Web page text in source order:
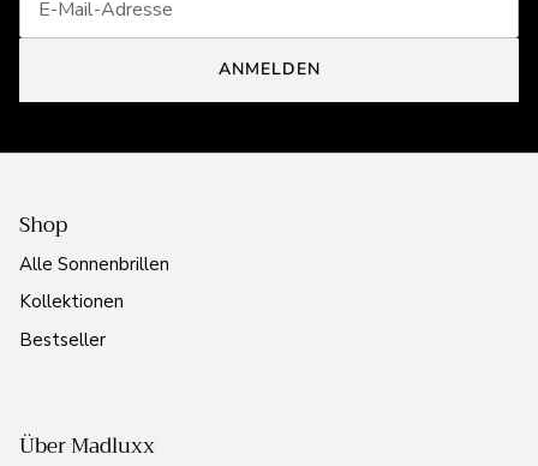
ANMELDEN
Shop
Alle Sonnenbrillen
Kollektionen
Bestseller
Über Madluxx